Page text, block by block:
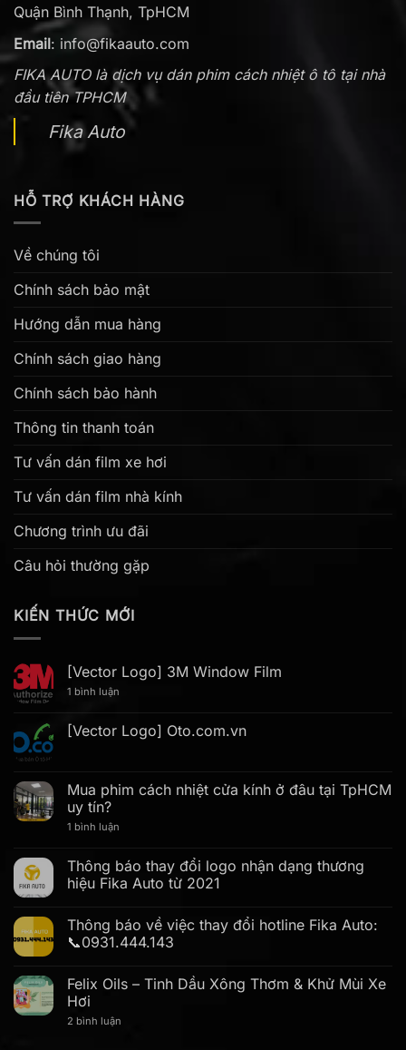
Quận Bình Thạnh, TpHCM
Email: info@fikaauto.com
FIKA AUTO là dịch vụ dán phim cách nhiệt ô tô tại nhà
đầu tiên TPHCM
Fika Auto
HỖ TRỢ KHÁCH HÀNG
Về chúng tôi
Chính sách bảo mật
Hướng dẫn mua hàng
Chính sách giao hàng
Chính sách bảo hành
Thông tin thanh toán
Tư vấn dán film xe hơi
Tư vấn dán film nhà kính
Chương trình ưu đãi
Câu hỏi thường gặp
KIẾN THỨC MỚI
[Vector Logo] 3M Window Film
1 bình luận
3M
Window
[Vector Logo] Oto.com.vn
luận
ở
[Vector
Logo]
Oto.com.vn
Mua phim cách nhiệt cửa kính ở đâu tại TpHCM
uy tín?
1 bình luận
cách
nhiệt
cửa
đâu
tại
TpHCM
Thông báo thay đổi logo nhận dạng thương
hiệu Fika Auto từ 2021
bình
luận
thay
đổi
logo
nhận
Thông báo về việc thay đổi hotline Fika Auto:
📞0931.444.143
bình
luận
ở
Thông
Felix Oils – Tinh Dầu Xông Thơm & Khử Mùi Xe
Hơi
2 bình luận